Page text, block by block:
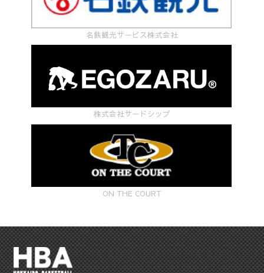
名鉄観光サービス株式会社
株式会社サードシップ
ON THE COURT